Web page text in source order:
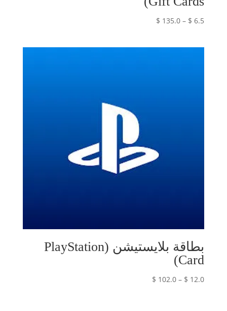
$ 6.5
–
$ 135.0
نطاق
بطاقة بلايستيشن (PlayStation
Card)
$ 12.0
–
$ 102.0
نطاق